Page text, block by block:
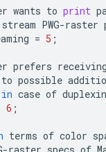
wants to print
stream PWG-raster
= 5 ;
prefers
to possible
in case of
6 ;
terms of color